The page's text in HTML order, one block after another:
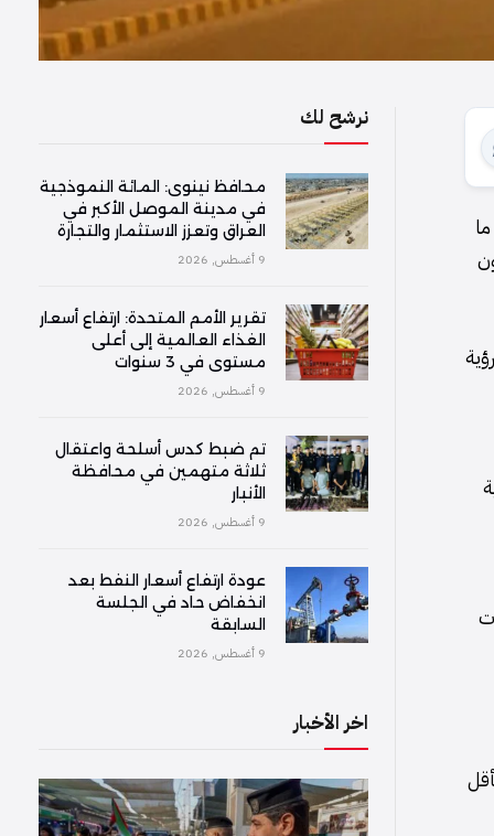
نرشح لك
محافظ نينوى: المائة النموذجية
في مدينة الموصل الأكبر في
العراق وتعزز الاستثمار والتجارة
9 أغسطس, 2026
تقرير الأمم المتحدة: ارتفاع أسعار
الغذاء العالمية إلى أعلى
مستوى في 3 سنوات
9 أغسطس, 2026
تم ضبط كدس أسلحة واعتقال
ثلاثة متهمين في محافظة
الأنبار
9 أغسطس, 2026
عودة ارتفاع أسعار النفط بعد
انخفاض حاد في الجلسة
السابقة
9 أغسطس, 2026
اخر الأخبار